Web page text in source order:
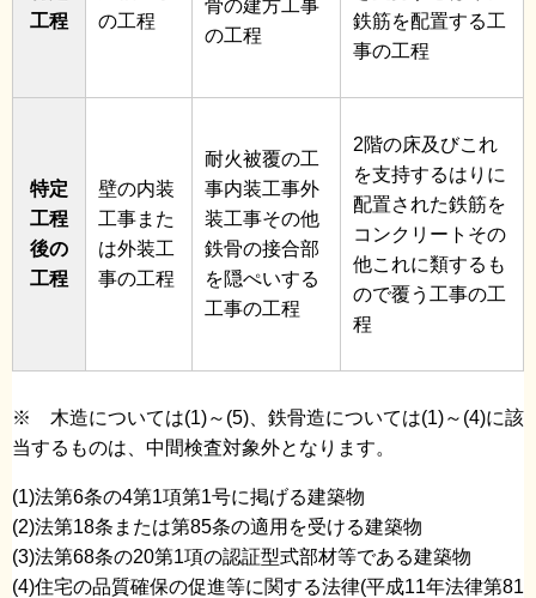
工程
の工程
骨の建方工事
の工程
鉄筋を配置する工
事の工程
特定
工程
後の
工程
壁の内装
工事また
は外装工
事の工程
耐火被覆の工
事内装工事外
装工事その他
鉄骨の接合部
を隠ぺいする
工事の工程
2階の床及びこれ
を支持するはりに
配置された鉄筋を
コンクリートその
他これに類するも
ので覆う工事の工
程
※ 木造については(1)～(5)、鉄骨造については(1)～(4)に該
当するものは、中間検査対象外となります。
(1)法第6条の4第1項第1号に掲げる建築物
(2)法第18条または第85条の適用を受ける建築物
(3)法第68条の20第1項の認証型式部材等である建築物
(4)住宅の品質確保の促進等に関する法律(平成11年法律第81